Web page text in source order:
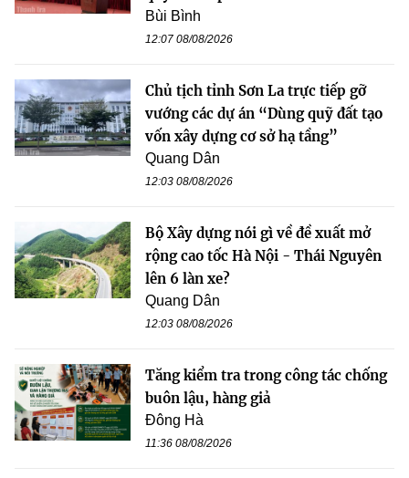
Bùi Bình
12:07 08/08/2026
Chủ tịch tỉnh Sơn La trực tiếp gỡ
vướng các dự án “Dùng quỹ đất tạo
vốn xây dựng cơ sở hạ tầng”
Quang Dân
12:03 08/08/2026
Bộ Xây dựng nói gì về đề xuất mở
rộng cao tốc Hà Nội - Thái Nguyên
lên 6 làn xe?
Quang Dân
12:03 08/08/2026
Tăng kiểm tra trong công tác chống
buôn lậu, hàng giả
Đông Hà
11:36 08/08/2026